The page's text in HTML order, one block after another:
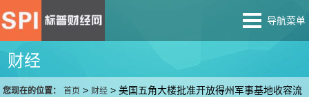
导航菜单
财经
您现在的位置： 首页 > 财经 >美国五角大楼批准开放得州军事基地收容流